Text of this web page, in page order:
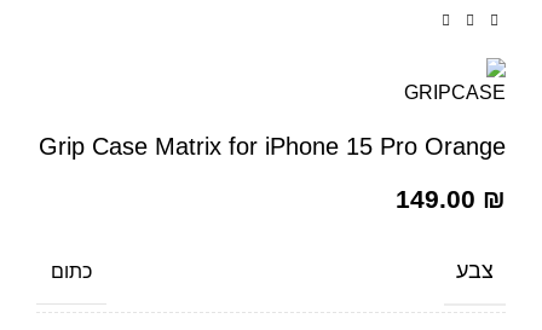
Grip Case Matrix for iPhone 15 Pro Orange
149.00 ₪
צבע כתום